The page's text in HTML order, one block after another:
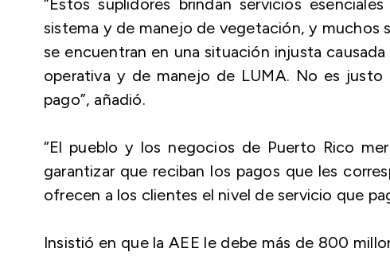
“Estos suplidores brindan servicios
sistema y de manejo de vegetación, y muchos
se encuentran en una situación injusta
operativa y de manejo de LUMA. No es
pago”, añadió.
“El pueblo y los negocios de Puerto Rico
garantizar que reciban los pagos que les
ofrecen a los clientes el nivel de servicio que
Insistió en que la AEE le debe más de 800